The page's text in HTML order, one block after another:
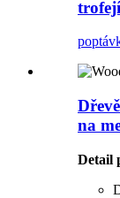
na
Detail